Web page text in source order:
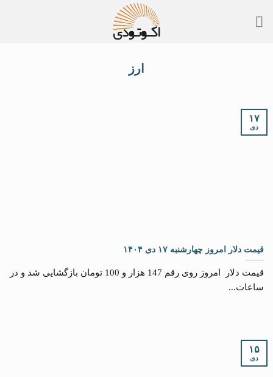
ارز
قیمت دلار امروز چهارشنبه ۱۷ دی ۱۴۰۴
قیمت دلار امروز روی رقم 147 هزار و 100 تومان بازگشایی شد و در
ساعات...
۱۷
دی
۱۵
دی